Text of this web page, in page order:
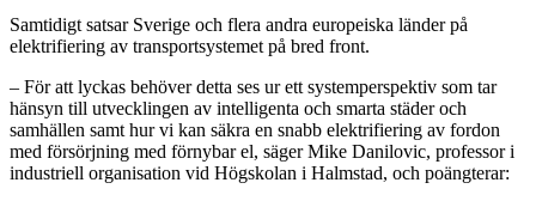
Samtidigt satsar Sverige och flera andra europeiska länder på
elektrifiering av transportsystemet på bred front.
– För att lyckas behöver detta ses ur ett systemperspektiv som tar
hänsyn till utvecklingen av intelligenta och smarta städer och
samhällen samt hur vi kan säkra en snabb elektrifiering av fordon
med försörjning med förnybar el, säger Mike Danilovic, professor i
industriell organisation vid Högskolan i Halmstad, och poängterar: